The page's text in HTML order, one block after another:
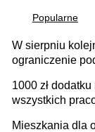
Popularne
W sierpniu
ograniczenie
może objąć
1000 zł
wszystkich
Mieszkania dla